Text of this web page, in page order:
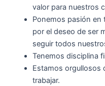
valor para nuestros
Ponemos pasión
por el deseo de ser
seguir todos
Tenemos disciplina
Estamos orgullosos
trabajar.